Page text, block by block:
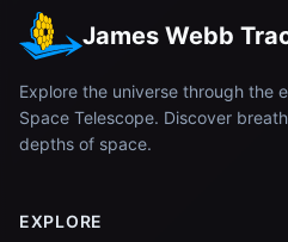
James Webb
Explore the universe through the
Space Telescope. Discover
depths of space.
EXPLORE